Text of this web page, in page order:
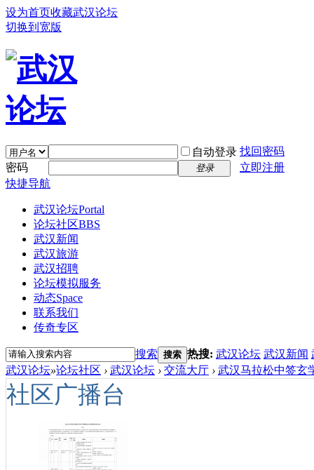
设为首页收藏武汉论坛
切换到宽版
自动登录 找回密码
密码
登录
立即注册
快捷导航
武汉论坛Portal
论坛社区BBS
武汉新闻
武汉旅游
武汉招聘
论坛模拟服务
动态Space
联系我们
传奇专区
搜索 搜索 热搜: 武汉论坛 武汉新闻
武汉论坛»论坛社区 › 武汉论坛 › 交流大厅 › 武汉马拉松中签玄
社区广播台